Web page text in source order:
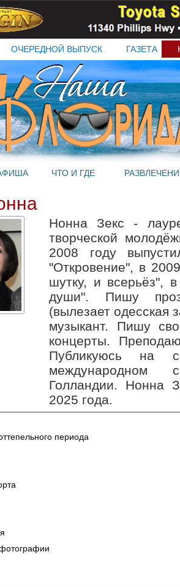
ОЧЕРЕДНОЙ ВЫПУСК ГАЗЕТА
ЧТО И ГДЕ
Нонна Зекс -
творческой
2008 году
"Откровение", в
шутку, и всерьёз",
души". Пишу
(вылезает одесская
музыкант. Пишу
концерты.
Публикуюсь на
международном
Голландии. Нонна
2025 года.
периода